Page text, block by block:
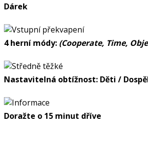
Dárek
4 herní módy: (Cooperate, Time,
Nastavitelná obtížnost: Děti /
Doražte o 15 minut dříve